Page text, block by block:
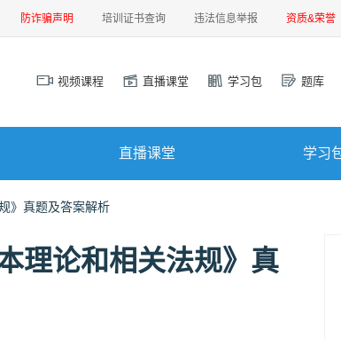
防诈骗声明 培训证书查询 违法信息举报 资质&荣誉
视频课程 直播课堂 学习包 题库
直播课堂 学习
》真题及答案解析
理论和相关法规》真